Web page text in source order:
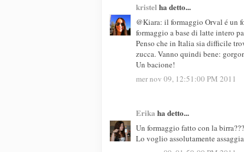
kristel ha detto...
@Kiara: il formaggio Orval é un
formaggio a base di latte intero
Penso che in Italia sia difficile
zucca. Vanno quindi bene:
Un bacione!
mer nov 09, 12:51:00 PM 2011
Erika ha detto...
Un formaggio fatto con la birra???
Lo voglio assolutamente